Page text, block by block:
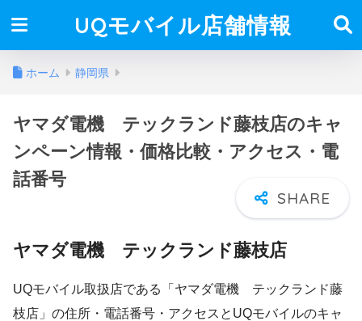
UQモバイル店舗情報
ホーム 静岡県
ヤマダ電機 テックランド藤枝店のキャ
ンペーン情報・価格比較・アクセス・電
話番号
ヤマダ電機 テックランド藤枝店
UQモバイル取扱店である「ヤマダ電機 テックランド藤
枝店」の住所・電話番号・アクセスとUQモバイルのキャ